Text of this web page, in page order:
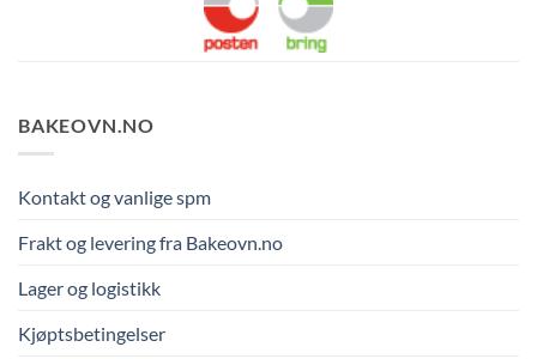
BAKEOVN.NO
Kontakt og vanlige spm
Frakt og levering fra Bakeovn.no
Lager og logistikk
Kjøptsbetingelser